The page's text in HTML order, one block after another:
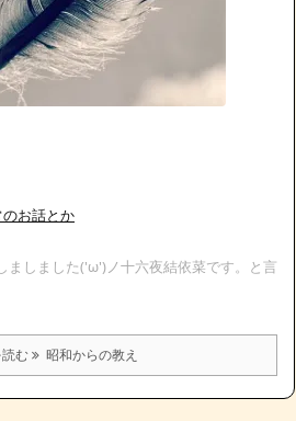
のお話とか
ましました('ω')ノ十六夜結依菜です。と言
む 昭和からの教え